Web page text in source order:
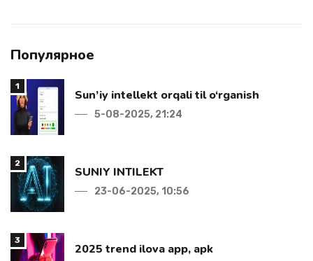
Популярное
1
Sun’iy intellekt orqali til o‘rganish
5-08-2025, 21:24
2
SUNIY INTILEKT
23-06-2025, 10:56
3
2025 trend ilova app, apk